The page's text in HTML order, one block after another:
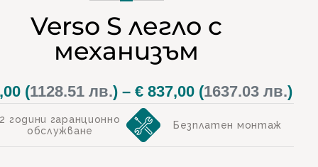
Verso S легло с
механизъм
(1128.51 лв.) – €837,00(1637.03 лв.)
2 години гаранционно
обслужване
Безплатен монтаж